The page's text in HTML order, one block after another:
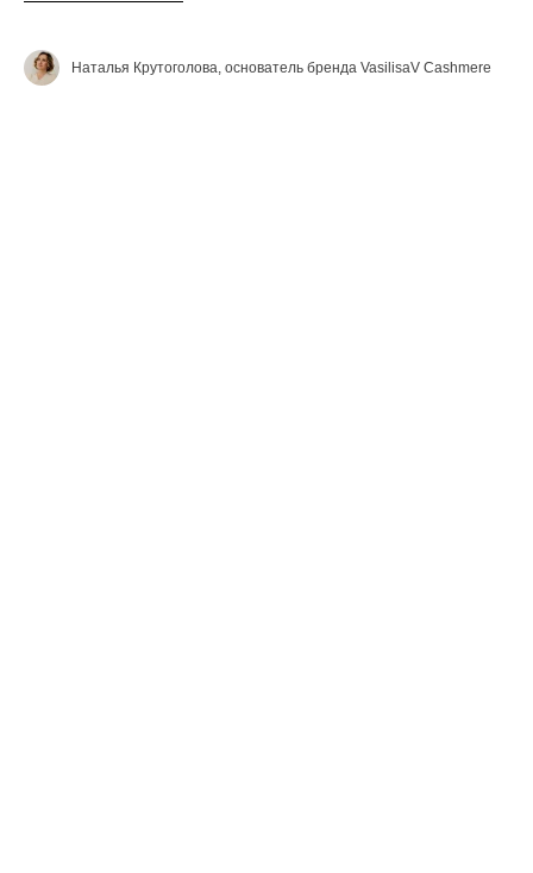
Наталья Крутоголова, основатель бренда VasilisaV Cashmere